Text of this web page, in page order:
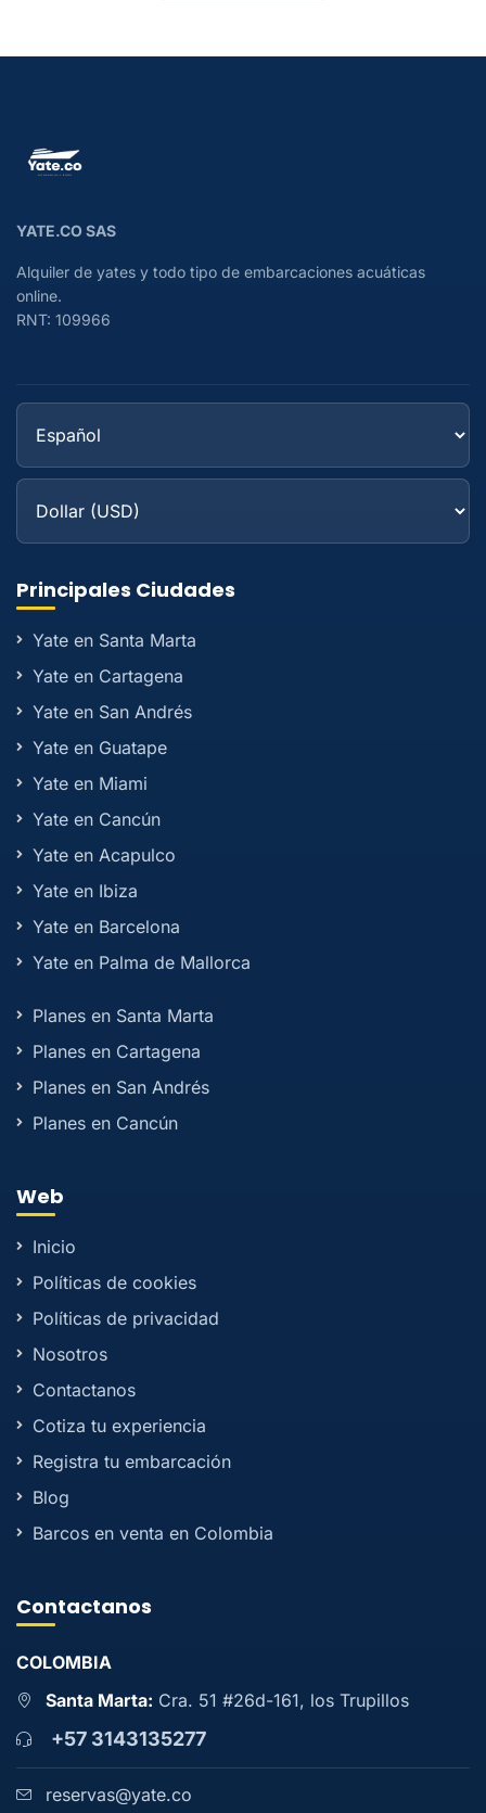
YATE.CO SAS
Alquiler de yates y todo tipo de embarcaciones acuáticas
online.
RNT: 109966
Principales Ciudades
Yate en Santa Marta
Yate en Cartagena
Yate en San Andrés
Yate en Guatape
Yate en Miami
Yate en Cancún
Yate en Acapulco
Yate en Ibiza
Yate en Barcelona
Yate en Palma de Mallorca
Planes en Santa Marta
Planes en Cartagena
Planes en San Andrés
Planes en Cancún
Web
Inicio
Políticas de cookies
Políticas de privacidad
Nosotros
Contactanos
Cotiza tu experiencia
Registra tu embarcación
Blog
Barcos en venta en Colombia
Contactanos
COLOMBIA
Santa Marta: Cra. 51 #26d-161, los Trupillos
+57 3143135277
reservas@yate.co